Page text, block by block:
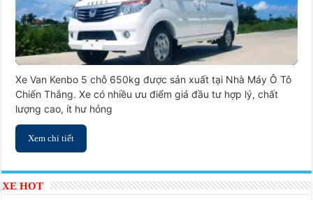
Xe Van Kenbo 5 chỗ 650kg được sản xuất tại Nhà Máy Ô Tô
Chiến Thắng. Xe có nhiều ưu điểm giá đầu tư hợp lý, chất
lượng cao, ít hư hỏng
Xem chi tiết
XE HOT